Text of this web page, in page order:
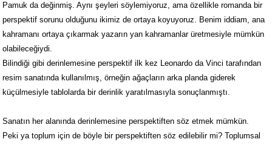
Pamuk da değinmiş. Aynı şeyleri söylemiyoruz, ama özellikle romanda bir
perspektif sorunu olduğunu ikimiz de ortaya koyuyoruz. Benim iddiam, ana
kahramanı ortaya çıkarmak yazarın yan kahramanlar üretmesiyle mümkün
olabileceğiydi.
Bilindiği gibi derinlemesine perspektif ilk kez Leonardo da Vinci tarafından
resim sanatında kullanılmış, örneğin ağaçların arka planda giderek
küçülmesiyle tablolarda bir derinlik yaratılmasıyla sonuçlanmıştı.
Sanatın her alanında derinlemesine perspektiften söz etmek mümkün.
Peki ya toplum için de böyle bir perspektiften söz edilebilir mi? Toplumsal